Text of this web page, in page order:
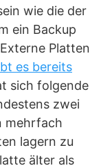
wie die der
ein Backup
Platten
es bereits
sich folgende
zwei
mehrfach
lagern zu
älter als